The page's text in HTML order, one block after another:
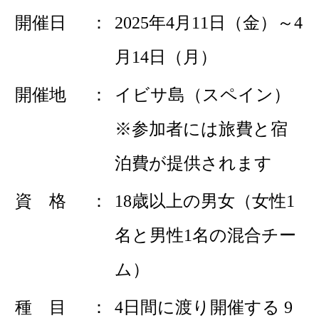
開催日
2025年4月11日（金）～4
月14日（月）
開催地
イビサ島（スペイン）
※参加者には旅費と宿
泊費が提供されます
資 格
18歳以上の男女（女性1
名と男性1名の混合チー
ム）
種 目
4日間に渡り開催する 9